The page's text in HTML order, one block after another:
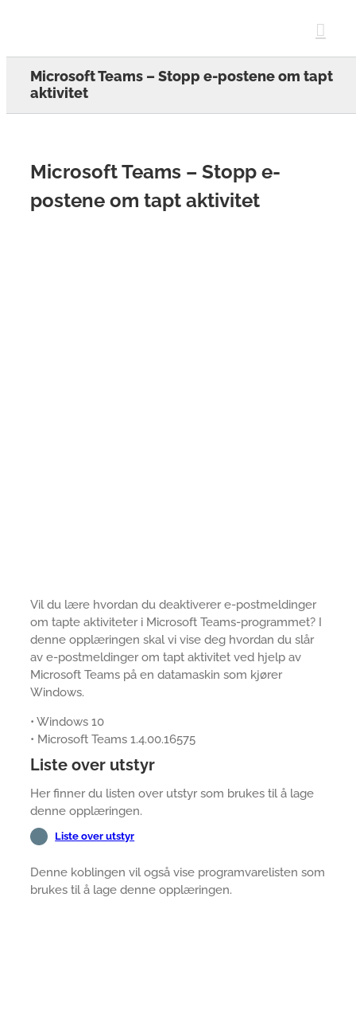
Microsoft Teams – Stopp e-postene om tapt
aktivitet
Microsoft Teams – Stopp e-
postene om tapt aktivitet
Vil du lære hvordan du deaktiverer e-postmeldinger
om tapte aktiviteter i Microsoft Teams-programmet? I
denne opplæringen skal vi vise deg hvordan du slår
av e-postmeldinger om tapt aktivitet ved hjelp av
Microsoft Teams på en datamaskin som kjører
Windows.
• Windows 10
• Microsoft Teams 1.4.00.16575
Liste over utstyr
Her finner du listen over utstyr som brukes til å lage
denne opplæringen.
Liste over utstyr
Denne koblingen vil også vise programvarelisten som
brukes til å lage denne opplæringen.